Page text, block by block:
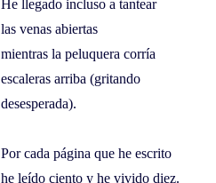
He llegado incluso a tantear
las venas abiertas
mientras la peluquera corría
escaleras arriba (gritando
desesperada).
Por cada página que he escrito
he leído ciento y he vivido diez.